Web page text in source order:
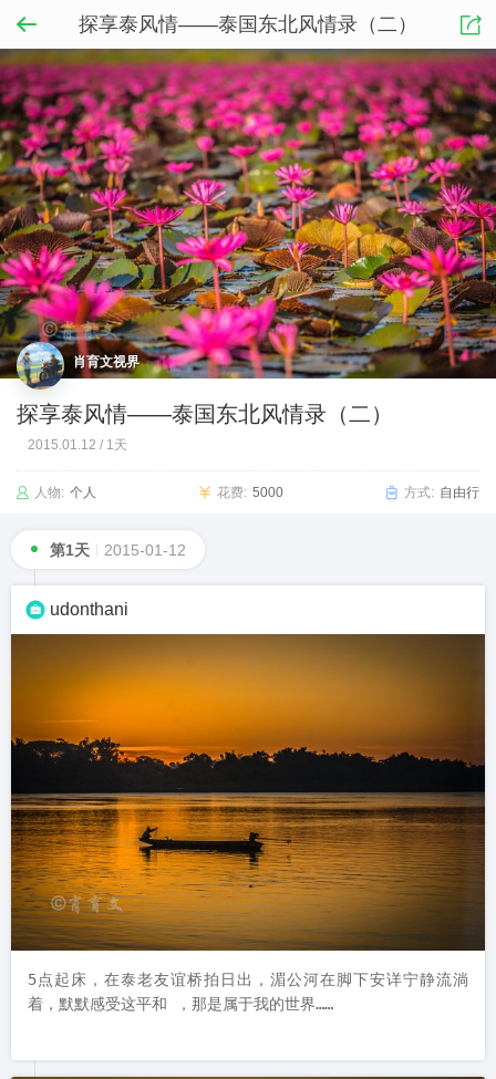
探享泰风情——泰国东北风情录（二）
肖育文视界
探享泰风情——泰国东北风情录（二）
2015.01.12 / 1天
人物: 个人 花费: 5000 方式: 自由行
第1天 2015-01-12
udonthani
5点起床，在泰老友谊桥拍日出，湄公河在脚下安详宁静流淌
着，默默感受这平和 ，那是属于我的世界……